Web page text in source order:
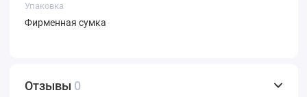
Упаковка
Фирменная сумка
Отзывы 0